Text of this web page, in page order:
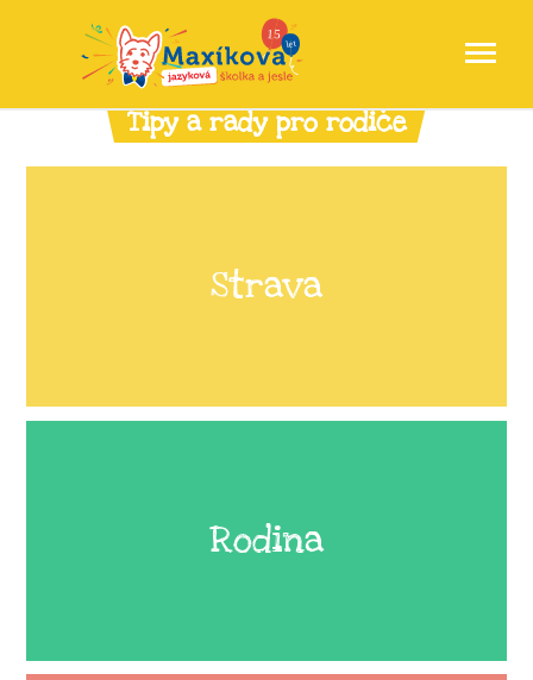
Tipy a rady pro rodiče
Strava
Rodina